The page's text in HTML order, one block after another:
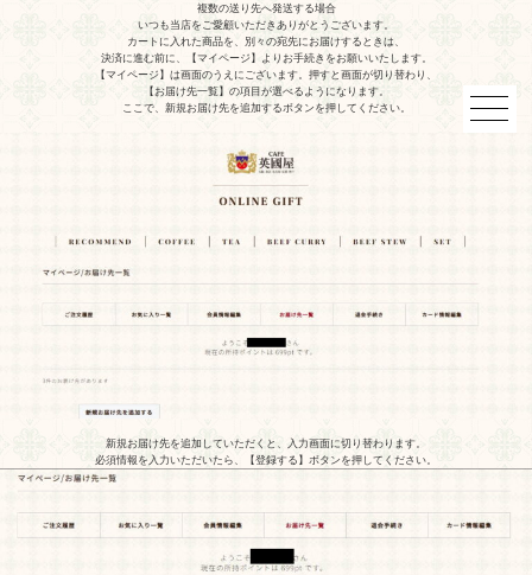
複数の送り先へ発送する場合
いつも当店をご愛顧いただきありがとうございます。
カートに入れた商品を、別々の宛先にお届けするときは、
決済に進む前に、【マイページ】よりお手続きをお願いいたします。
【マイページ】は画面のうえにございます。押すと画面が切り替わり、
【お届け先一覧】の項目が選べるようになります。
ここで、新規お届け先を追加するボタンを押してください。
新規お届け先を追加していただくと、入力画面に切り替わります。
必須情報を入力いただいたら、【登録する】ボタンを押してください。